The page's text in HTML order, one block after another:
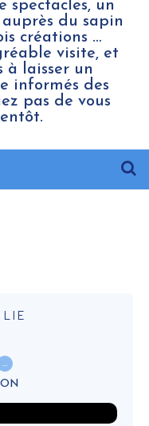
spectacles, un
du sapin
créations …
visite, et
à laisser un
informés des
pas de vous
LIE
…